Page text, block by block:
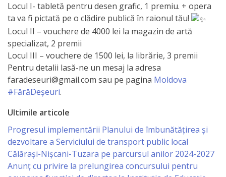
a
Impozitelor
şi
Taxelor
Locale
Serviciul
Juridic
Serviciul
în
Locul I- tabletă pentru desen grafic, 1 premiu. + opera
ta va fi pictată pe o clădire publică în raionul tău!
Locul II – vouchere de 4000 lei la magazin de artă
specializat, 2 premii
Locul III – vouchere de 1500 lei, la librărie, 3 premii
Pentru detalii lasă-ne un mesaj la adresa
faradeseuri@gmail.com sau pe pagina Moldova
#FărăDeșeuri.
Ultimile articole
Progresul implementării Planului de îmbunătățirea și
dezvoltare a Serviciului de transport public local
Călărași-Nișcani-Tuzara pe parcursul anilor 2024-2027
Anunț cu privire la prelungirea concursului pentru